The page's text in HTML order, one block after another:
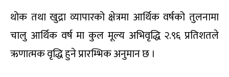
थोक तथा खुद्रा व्यापारको क्षेत्रमा आर्थिक वर्षको तुलनामा
चालु आर्थिक वर्ष मा कुल मूल्य अभिवृद्धि २.९६ प्रतिशतले
ऋणात्मक वृद्धि हुने प्रारम्भिक अनुमान छ ।